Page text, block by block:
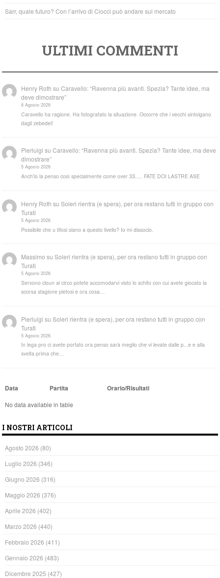
Sarr, quale futuro? Con l’arrivo di Ciocci può andare sul mercato
ULTIMI COMMENTI
Henry Roth suCaravello: “Ravenna più avanti. Spezia? Tante idee, ma
deve dimostrare”
6 Agosto 2026
Caravello ha ragione. Ha fotografato la situazione. Occorre che i vecchi sintolgano
dagli zebedei!
Pierluigi suCaravello: “Ravenna più avanti. Spezia? Tante idee, ma deve
dimostrare”
5 Agosto 2026
Anch'io la penso così specialmente come over 33..... FATE DOI LASTRE ASE
Henry Roth suSoleri rientra (e spera), per ora restano tutti in gruppo con
Turati
5 Agosto 2026
Possibile che u tifosi siano a questo livello? Io mi dissocio.
Massimo suSoleri rientra (e spera), per ora restano tutti in gruppo con
Turati
5 Agosto 2026
Servono cloun al circo potete accomodarvi visto lo schifo con cui avete giocato la
scorsa stagione pietosi e ora cosa…
Pierluigi suSoleri rientra (e spera), per ora restano tutti in gruppo con
Turati
5 Agosto 2026
In lega pro ci avete portato ora penso sarà meglio che vi levate dalle p...e e alla
svelta prima che…
Data Partita Orario/Risultati
No data available in table
I NOSTRI ARTICOLI
Agosto 2026 (80)
Luglio 2026 (346)
Giugno 2026 (316)
Maggio 2026 (376)
Aprile 2026 (402)
Marzo 2026 (440)
Febbraio 2026 (411)
Gennaio 2026 (483)
Dicembre 2025 (427)